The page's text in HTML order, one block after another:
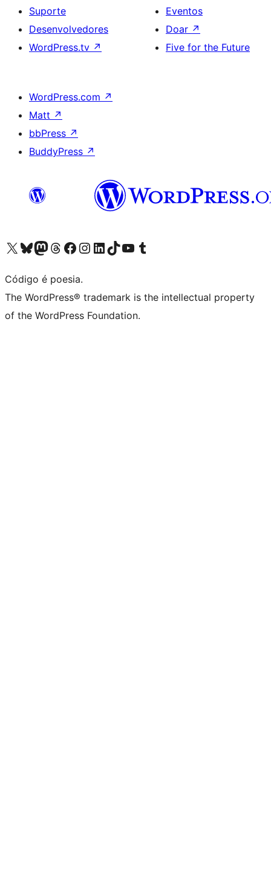
Suporte
Desenvolvedores
WordPress.tv ↗
Eventos
Doar ↗
Five for the Future
WordPress.com ↗
Matt ↗
bbPress ↗
BuddyPress ↗
Acessar nossa conta do X (antigo Twitter)
Acessar nossa conta do Bluesky
Acessar nossa conta do Mastodon
Acessar nossa conta do Threads
Acessar nossa página do Facebook
Acessar nossa conta do Instagram
Acessar nossa conta do LinkedIn
Acessar nossa conta do TikTok
Acessar nosso canal do YouTube
Acessar nossa conta no Tumblr
Código é poesia.
The WordPress® trademark is the intellectual property
of the WordPress Foundation.